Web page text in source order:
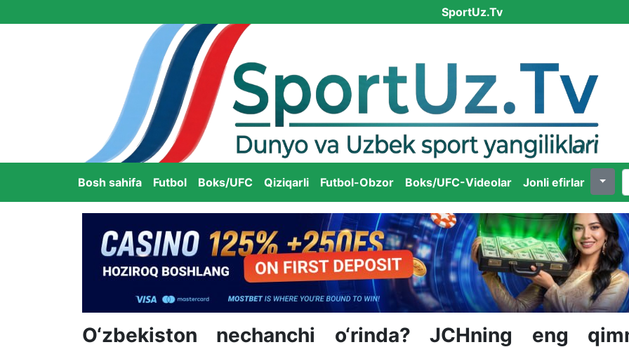
SportUz.Tv
Bosh sahifa Futbol Boks/UFC Qiziqarli Futbol-Obzor Boks/UFC-Videolar Jonli efirlar
O‘zbekiston nechanchi o‘rinda? JCHning eng